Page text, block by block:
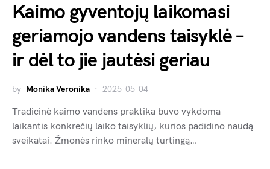
Kaimo gyventojų laikomasi
geriamojo vandens taisyklė –
ir dėl to jie jautėsi geriau
by Monika Veronika 2025-05-04
Tradicinė kaimo vandens praktika buvo vykdoma
laikantis konkrečių laiko taisyklių, kurios padidino naudą
sveikatai. Žmonės rinko mineralų turtingą…